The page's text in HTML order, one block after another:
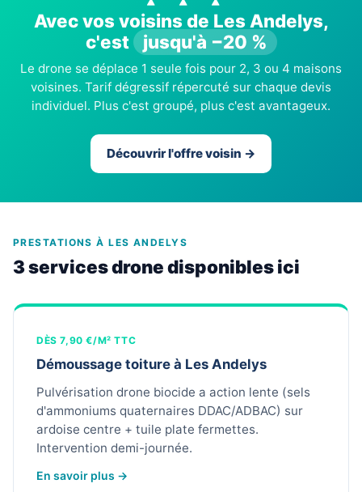
Avec vos voisins de Les Andelys,
c'est
jusqu'à −20 %
Le drone se déplace 1 seule fois pour 2, 3 ou 4 maisons
voisines. Tarif dégressif répercuté sur chaque devis
individuel. Plus c'est groupé, plus c'est avantageux.
Découvrir l'offre voisin →
PRESTATIONS À LES ANDELYS
3 services drone disponibles ici
DÈS 7,90 €/M² TTC
Démoussage toiture à Les Andelys
Pulvérisation drone biocide a action lente (sels
d'ammoniums quaternaires DDAC/ADBAC) sur
ardoise centre + tuile plate fermettes.
Intervention demi-journée.
En savoir plus →